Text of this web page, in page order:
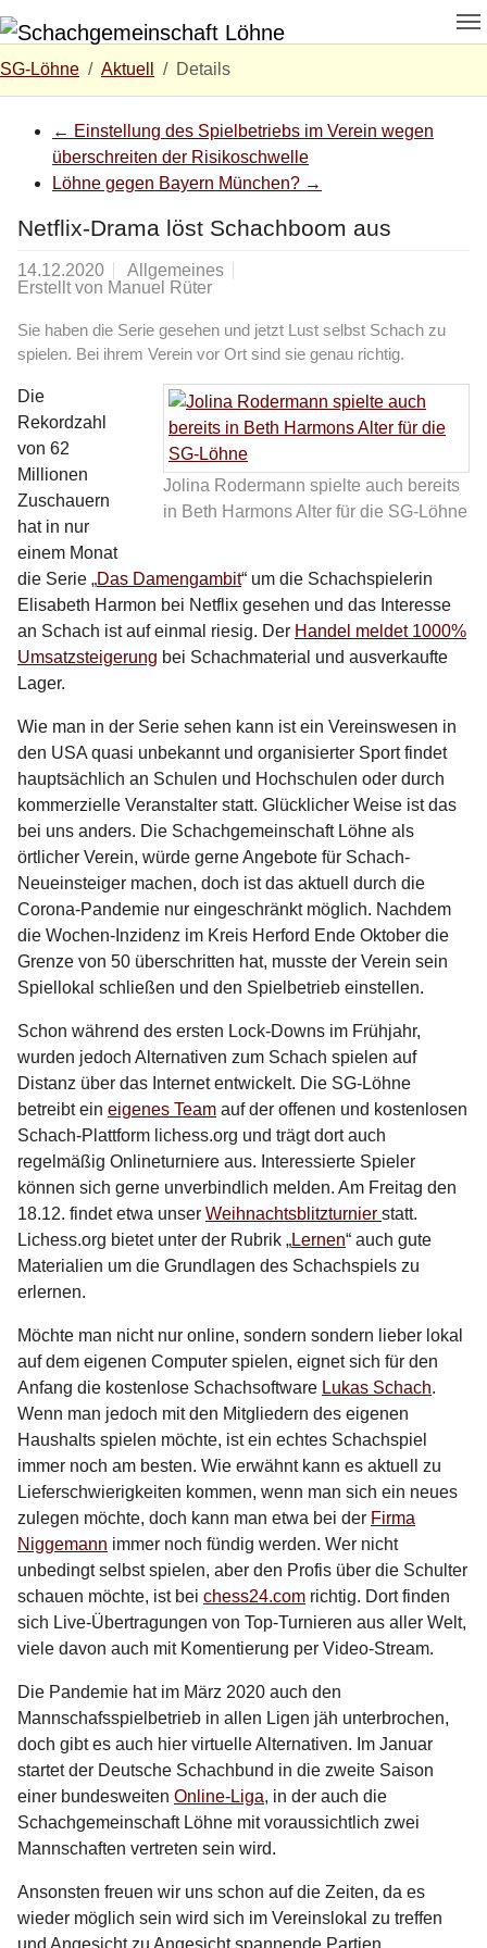
SG-Löhne Aktuell Details
← Einstellung des Spielbetriebs im Verein wegen
überschreiten der Risikoschwelle
Löhne gegen Bayern München? →
Netflix-Drama löst Schachboom aus
14.12.2020
Allgemeines
Erstellt von Manuel Rüter
Sie haben die Serie gesehen und jetzt Lust selbst Schach zu
spielen. Bei ihrem Verein vor Ort sind sie genau richtig.
Jolina Rodermann spielte auch bereits
in Beth Harmons Alter für die SG-Löhne
Die
Rekordzahl
von 62
Millionen
Zuschauern
hat in nur
einem Monat
die Serie „Das Damengambit“ um die Schachspielerin
Elisabeth Harmon bei Netflix gesehen und das Interesse
an Schach ist auf einmal riesig. Der Handel meldet 1000%
Umsatzsteigerung bei Schachmaterial und ausverkaufte
Lager.
Wie man in der Serie sehen kann ist ein Vereinswesen in
den USA quasi unbekannt und organisierter Sport findet
hauptsächlich an Schulen und Hochschulen oder durch
kommerzielle Veranstalter statt. Glücklicher Weise ist das
bei uns anders. Die Schachgemeinschaft Löhne als
örtlicher Verein, würde gerne Angebote für Schach-
Neueinsteiger machen, doch ist das aktuell durch die
Corona-Pandemie nur eingeschränkt möglich. Nachdem
die Wochen-Inzidenz im Kreis Herford Ende Oktober die
Grenze von 50 überschritten hat, musste der Verein sein
Spiellokal schließen und den Spielbetrieb einstellen.
Schon während des ersten Lock-Downs im Frühjahr,
wurden jedoch Alternativen zum Schach spielen auf
Distanz über das Internet entwickelt. Die SG-Löhne
betreibt ein eigenes Team auf der offenen und kostenlosen
Schach-Plattform lichess.org und trägt dort auch
regelmäßig Onlineturniere aus. Interessierte Spieler
können sich gerne unverbindlich melden. Am Freitag den
18.12. findet etwa unser Weihnachtsblitzturnier statt.
Lichess.org bietet unter der Rubrik „Lernen“ auch gute
Materialien um die Grundlagen des Schachspiels zu
erlernen.
Möchte man nicht nur online, sondern sondern lieber lokal
auf dem eigenen Computer spielen, eignet sich für den
Anfang die kostenlose Schachsoftware Lukas Schach.
Wenn man jedoch mit den Mitgliedern des eigenen
Haushalts spielen möchte, ist ein echtes Schachspiel
immer noch am besten. Wie erwähnt kann es aktuell zu
Lieferschwierigkeiten kommen, wenn man sich ein neues
zulegen möchte, doch kann man etwa bei der Firma
Niggemann immer noch fündig werden. Wer nicht
unbedingt selbst spielen, aber den Profis über die Schulter
schauen möchte, ist bei chess24.com richtig. Dort finden
sich Live-Übertragungen von Top-Turnieren aus aller Welt,
viele davon auch mit Komentierung per Video-Stream.
Die Pandemie hat im März 2020 auch den
Mannschafsspielbetrieb in allen Ligen jäh unterbrochen,
doch gibt es auch hier virtuelle Alternativen. Im Januar
startet der Deutsche Schachbund in die zweite Saison
einer bundesweiten Online-Liga, in der auch die
Schachgemeinschaft Löhne mit voraussichtlich zwei
Mannschaften vertreten sein wird.
Ansonsten freuen wir uns schon auf die Zeiten, da es
wieder möglich sein wird sich im Vereinslokal zu treffen
und Angesicht zu Angesicht spannende Partien